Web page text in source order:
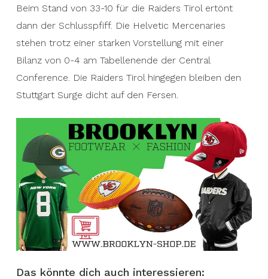
Beim Stand von 33-10 für die Raiders Tirol ertönt
dann der Schlusspfiff. Die Helvetic Mercenaries
stehen trotz einer starken Vorstellung mit einer
Bilanz von 0-4 am Tabellenende der Central
Conference. Die Raiders Tirol hingegen bleiben den
Stuttgart Surge dicht auf den Fersen.
Das könnte dich auch interessieren: